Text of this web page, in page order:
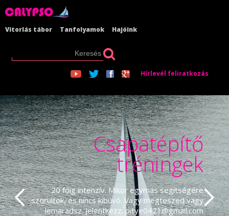
Vitorlás tábor Tanfolyamok Hajóink
Hírlevél feliratkozás
Csapatépítő
tréningek
20 főig intenzív. Mikor egymás segítségére
szorultok, és nincs kibúvó. Vagy megteszed vagy
lemaradsz. Jelentkezz: pitye0421@gmail.com